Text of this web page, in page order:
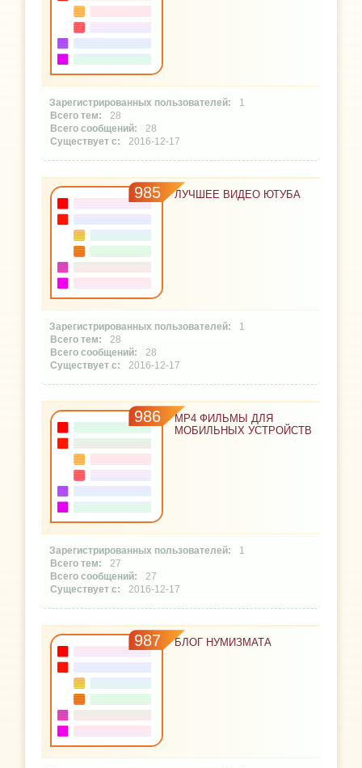
1
28
28
2016-12-17
985 ЛУЧШЕЕ ВИДЕО ЮТУБА
1
28
28
2016-12-17
986
MP4 ФИЛЬМЫ ДЛЯ
МОБИЛЬНЫХ УСТРОЙСТВ
1
27
27
2016-12-17
987 БЛОГ НУМИЗМАТА